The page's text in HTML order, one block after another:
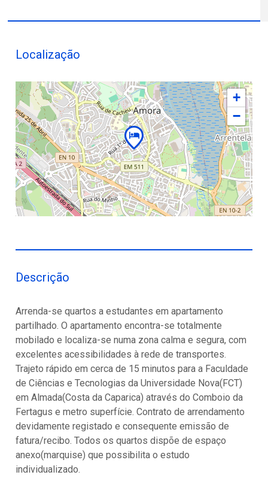
Localização
+
−
Descrição
Arrenda-se quartos a estudantes em apartamento
partilhado. O apartamento encontra-se totalmente
mobilado e localiza-se numa zona calma e segura, com
excelentes acessibilidades à rede de transportes.
Trajeto rápido em cerca de 15 minutos para a Faculdade
de Ciências e Tecnologias da Universidade Nova(FCT)
em Almada(Costa da Caparica) através do Comboio da
Fertagus e metro superfície. Contrato de arrendamento
devidamente registado e consequente emissão de
fatura/recibo. Todos os quartos dispõe de espaço
anexo(marquise) que possibilita o estudo
individualizado.